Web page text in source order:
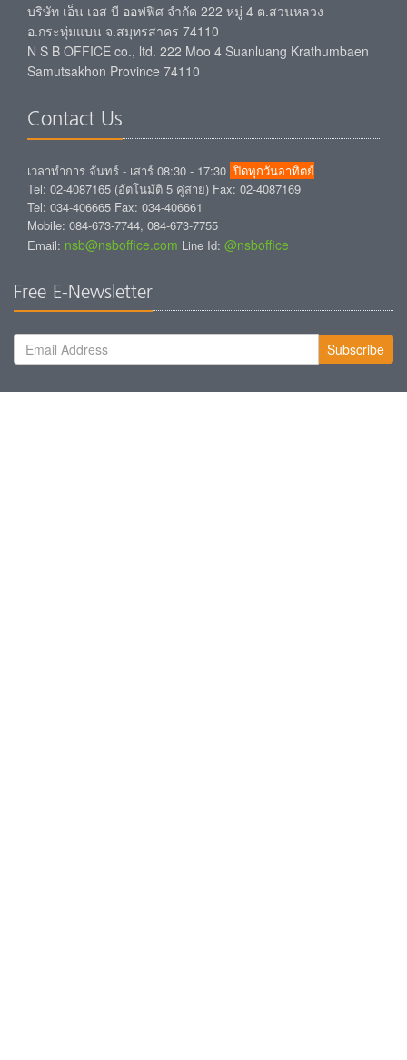
บริษัท เอ็น เอส บี ออฟฟิศ จำกัด 222 หมู่ 4 ต.สวนหลวง
อ.กระทุ่มแบน จ.สมุทรสาคร 74110
N S B OFFICE co., ltd. 222 Moo 4 Suanluang Krathumbaen
Samutsakhon Province 74110
Contact Us
เวลาทำการ จันทร์ - เสาร์ 08:30 - 17:30 ปิดทุกวันอาทิตย์
Tel: 02-4087165 (อัตโนมัติ 5 คู่สาย) Fax: 02-4087169
Tel: 034-406665 Fax: 034-406661
Mobile: 084-673-7744, 084-673-7755
Email: nsb@nsboffice.com Line Id: @nsboffice
Free E-Newsletter